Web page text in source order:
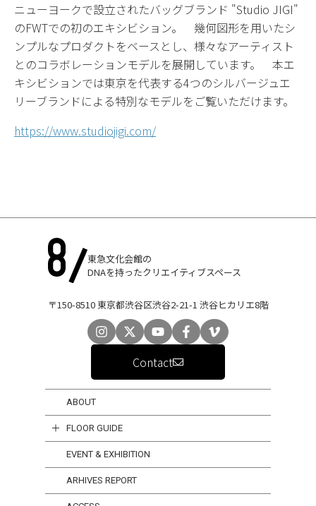
ニューヨークで設立されたバッグブランド "Studio JIGI"
のFWTでの初のエキシビション。 幾何図形を用いたシ
ンプルなプロダクトをベースとし、様々なアーティスト
とのコラボレーションモデルを展開しています。 本エ
キシビションでは東京を代表する4つのシルバージュエ
リーブランドによる特別なモデルをご覧いただけます。
https://www.studiojigi.com/
東急文化会館の
DNAを持ったクリエイティブスペース
〒150-8510 東京都渋谷区渋谷2-21-1 渋谷ヒカリエ8階
Contact
ABOUT
FLOOR GUIDE
EVENT & EXHIBITION
ARHIVES REPORT